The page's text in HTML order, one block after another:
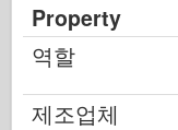
Property
역할
제조업체